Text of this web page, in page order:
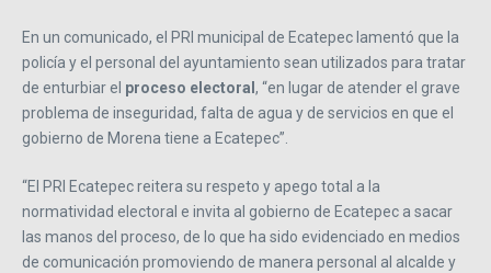
En un comunicado, el PRI municipal de Ecatepec lamentó que la
policía y el personal del ayuntamiento sean utilizados para tratar
de enturbiar el proceso electoral , “en lugar de atender el grave
problema de inseguridad, falta de agua y de servicios en que el
gobierno de Morena tiene a Ecatepec”.
“El PRI Ecatepec reitera su respeto y apego total a la
normatividad electoral e invita al gobierno de Ecatepec a sacar
las manos del proceso, de lo que ha sido evidenciado en medios
de comunicación promoviendo de manera personal al alcalde y